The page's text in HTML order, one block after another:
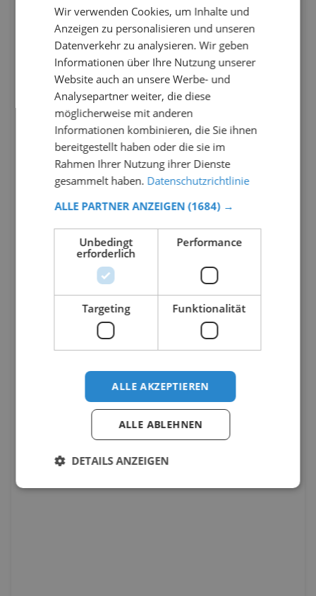
Wir verwenden Cookies, um Inhalte und
Anzeigen zu personalisieren und unseren
Datenverkehr zu analysieren. Wir geben
Informationen über Ihre Nutzung unserer
Website auch an unsere Werbe- und
Analysepartner weiter, die diese
möglicherweise mit anderen
Informationen kombinieren, die Sie ihnen
bereitgestellt haben oder die sie im
Rahmen Ihrer Nutzung ihrer Dienste
gesammelt haben. Datenschutzrichtlinie
ALLE PARTNER ANZEIGEN (1684) →
Unbedingt
erforderlich
Performance
Targeting Funktionalität
ALLE AKZEPTIEREN
ALLE ABLEHNEN
DETAILS ANZEIGEN